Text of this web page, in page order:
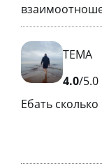
TEMA
4.0/5.0
Ебать